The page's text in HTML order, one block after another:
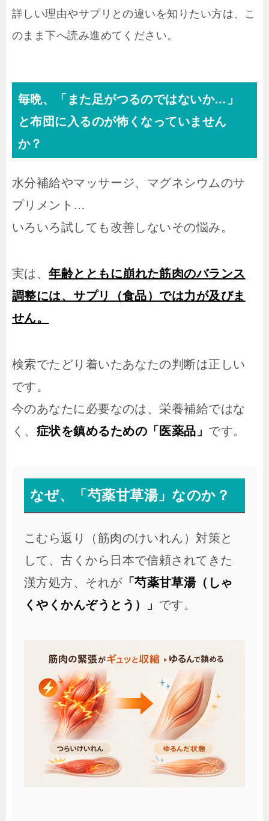
詳しい理由やサプリとの違いを知りたい方は、こ
のまま下へ読み進めてください。
毎晩、「また足がつるのではないか…」
と布団に入るのが怖くなっていません
か？
水分補給やマッサージ、マグネシウムのサ
プリメント…
いろいろ試しても改善しないその悩み。
実は、年齢とともに崩れた筋肉のバランス
調整には、サプリ（食品）では力が及びま
せん。
検索でたどり着いたあなたの判断は正しい
です。
今のあなたに必要なのは、栄養補給ではな
く、 症状を鎮めるための「医薬品」 です。
なぜ、「芍薬甘草湯」なのか？
こむら返り（筋肉のけいれん）対策と
して、古くから日本で信頼されてきた
漢方処方、それが 「芍薬甘草湯（しゃ
くやくかんぞうとう）」 です。